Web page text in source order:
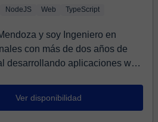
NodeJS Web TypeScript
y soy Ingeniero en
con más de dos años de
desarrollando aplicaciones web
Ver disponibilidad